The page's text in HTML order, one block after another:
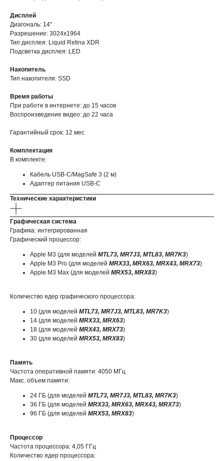
Дисплей
Диагональ: 14"
Разрешение: 3024x1964
Тип дисплея: Liquid Retina XDR
Подсветка дисплея: LED
Накопитель
Тип накопителя: SSD
Время работы
При работе в интернете: до 15 часов
Воспроизведение видео: до 22 часа
Гарантийный срок: 12 мес
Комплектация
В комплекте:
Кабель USB-C/MagSafe 3 (2 м)
Адаптер питания USB‑C
Технические характеристики
Графическая система
Графика: интегрированная
Графический процессор:
Apple M3 (для моделей MTL73, MR7J3, MTL83, MR7K3)
Apple M3 Pro (для моделей MRX33, MRX63, MRX43, MRX73)
Apple M3 Max (для моделей MRX53, MRX83)
Количество ядер графического процессора:
10 (для моделей MTL73, MR7J3, MTL83, MR7K3)
14 (для моделей MRX33, MRX63)
18 (для моделей MRX43, MRX73)
30 (для моделей MRX53, MRX83)
Память
Частота оперативной памяти: 4050 МГц
Макс. объем памяти:
24 ГБ (для моделей MTL73, MR7J3, MTL83, MR7K3)
36 ГБ (для моделей MRX33, MRX63, MRX43, MRX73)
96 ГБ (для моделей MRX53, MRX83)
Процессор
Частота процессора: 4,05 ГГц
Количество ядер процессора: